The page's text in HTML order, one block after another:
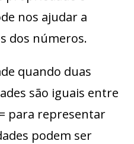
nos ajudar a
dos números.
quando duas
são iguais entre
para representar
podem ser